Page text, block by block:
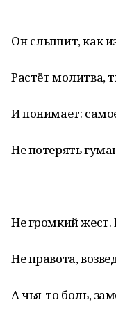
Он слышит, как
Растёт молитва,
И понимает:
Не потерять
Не громкий жест.
Не правота,
А чья-то боль,